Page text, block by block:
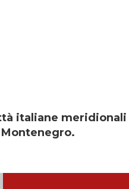
italiane meridionali
Montenegro.